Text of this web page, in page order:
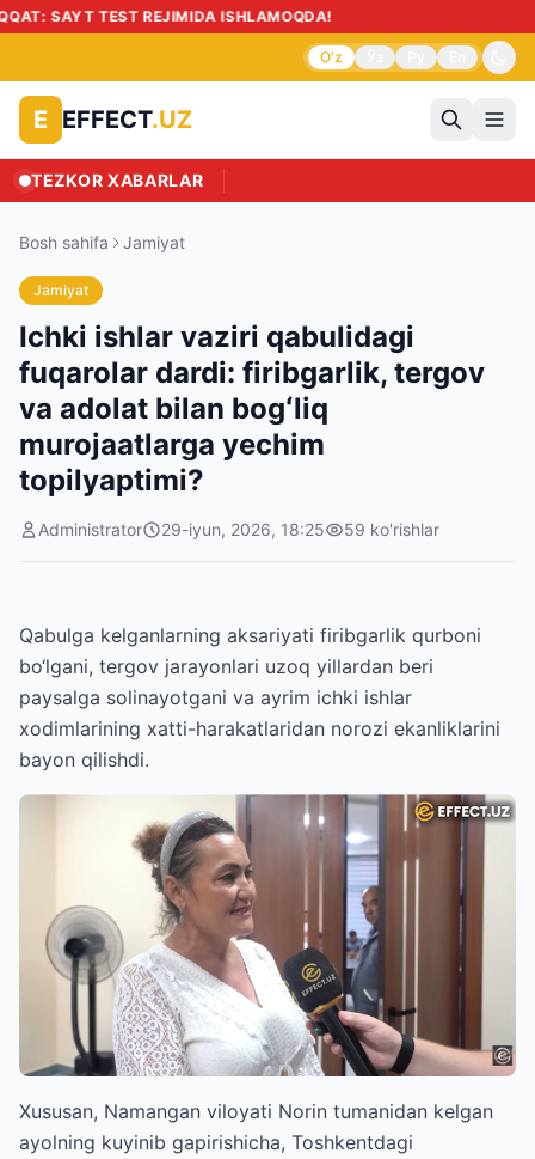
O'z
E EFFECT.UZ
TEZKOR XABARLAR
Bosh sahifa Jamiyat
Jamiyat
Ichki ishlar vaziri qabulidagi
fuqarolar dardi: firibgarlik, tergov
va adolat bilan bogʻliq
murojaatlarga yechim
topilyaptimi?
Administrator 29-iyun, 2026, 18:25 59 ko'rishlar
Qabulga kelganlarning aksariyati firibgarlik qurboni
bo‘lgani, tergov jarayonlari uzoq yillardan beri
paysalga solinayotgani va ayrim ichki ishlar
xodimlarining xatti-harakatlaridan norozi ekanliklarini
bayon qilishdi.
Xususan, Namangan viloyati Norin tumanidan kelgan
ayolning kuyinib gapirishicha, Toshkentdagi